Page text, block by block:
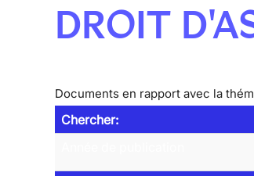
DROIT
Documents en rapport avec la
Chercher: